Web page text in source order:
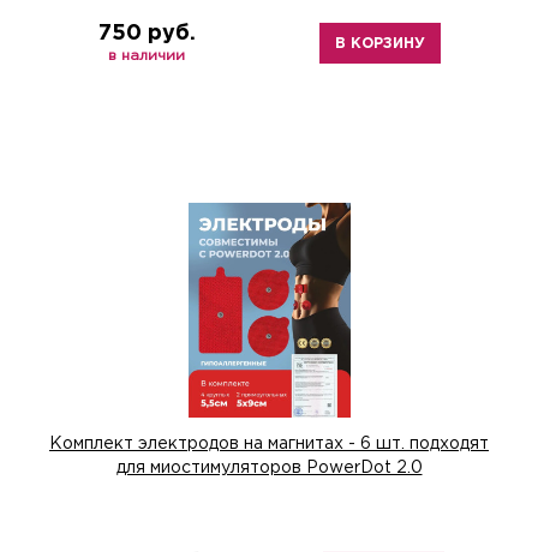
750 руб.
в наличии
В КОРЗИНУ
Комплект электродов на магнитах - 6 шт. подходят
для миостимуляторов PowerDot 2.0